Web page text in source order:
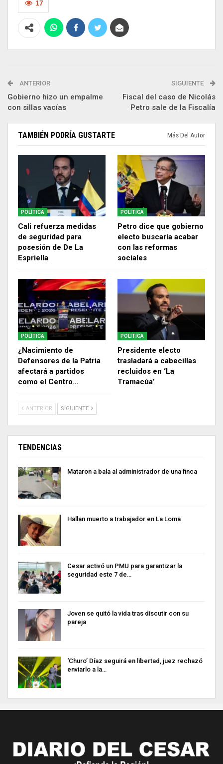
17
ANTERIOR
Gobierno hizo un empalme
con sillas vacías
SIGUIENTE
Fiscal del caso de Nicolás
Petro sale de la Fiscalía
TAMBIÉN PODRÍA GUSTARTE Más Del Autor
POLÍTICA
Cali refuerza medidas
de seguridad para
posesión de De La
Espriella
POLÍTICA
Petro dice que gobierno
electo buscaría acabar
con las reformas
sociales
POLÍTICA
¿Nacimiento de
Defensores de la Patria
afectará a partidos
como el Centro…
POLÍTICA
Presidente electo
trasladará a cabecillas
recluidos en ‘La
Tramacúa’
ANTERIOR SIGUIENTE
TENDENCIAS
Mataron a bala al administrador de una finca
Hallan muerto a trabajador en La Loma
Cesar activó un PMU para garantizar la
seguridad este 7 de…
Joven se quitó la vida tras discutir con su
pareja
‘Churo’ Díaz seguirá en libertad, juez rechazó
enviarlo a la…